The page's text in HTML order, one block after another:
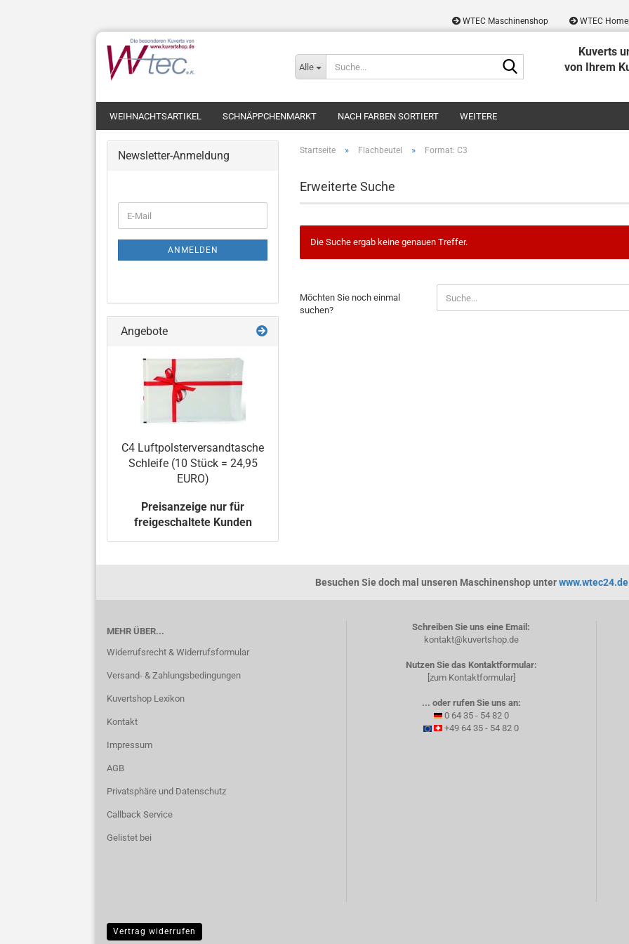
WTEC Maschinenshop WTEC
Alle
Kuverts
von Ihrem
WEIHNACHTSARTIKEL SCHNÄPPCHENMARKT NACH FARBEN SORTIERT WEITERE
Startseite » Flachbeutel » Format: C3
Erweiterte Suche
Die Suche ergab keine genauen Treffer.
SIE
NOCH
Möchten Sie noch einmal
suchen?
Newsletter-Anmeldung
ZUR
ANMELDUNG
E-
Mail
ANMELDEN
Angebote
C4 Luftpolsterversandtasche
Schleife (10 Stück = 24,95
EURO)
Preisanzeige nur für
freigeschaltete Kunden
Besuchen Sie doch mal unseren Maschinenshop unterwww.wtec24.de
MEHR ÜBER...
Widerrufsrecht & Widerrufsformular
Versand- & Zahlungsbedingungen
Kuvertshop Lexikon
Kontakt
Impressum
AGB
Privatsphäre und Datenschutz
Callback Service
Gelistet bei
Schreiben Sie uns eine Email:
kontakt@kuvertshop.de
Nutzen Sie das Kontaktformular:
[zum Kontaktformular]
... oder rufen Sie uns an:
0 64 35 - 54 82 0
+49 64 35 - 54 82 0
Vertrag widerrufen